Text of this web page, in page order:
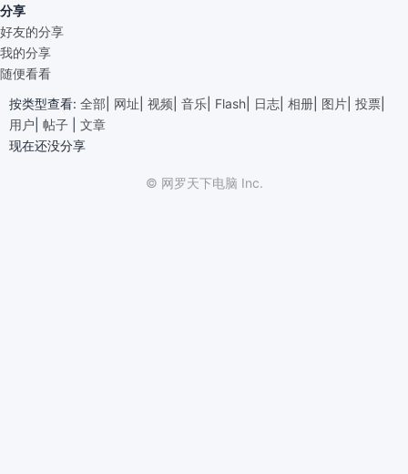
分享
好友的分享
我的分享
随便看看
按类型查看: 全部 网址 视频 音乐 Flash 日志 相册 图片 投票
用户 帖子
文章
现在还没分享
© 网罗天下电脑 Inc.